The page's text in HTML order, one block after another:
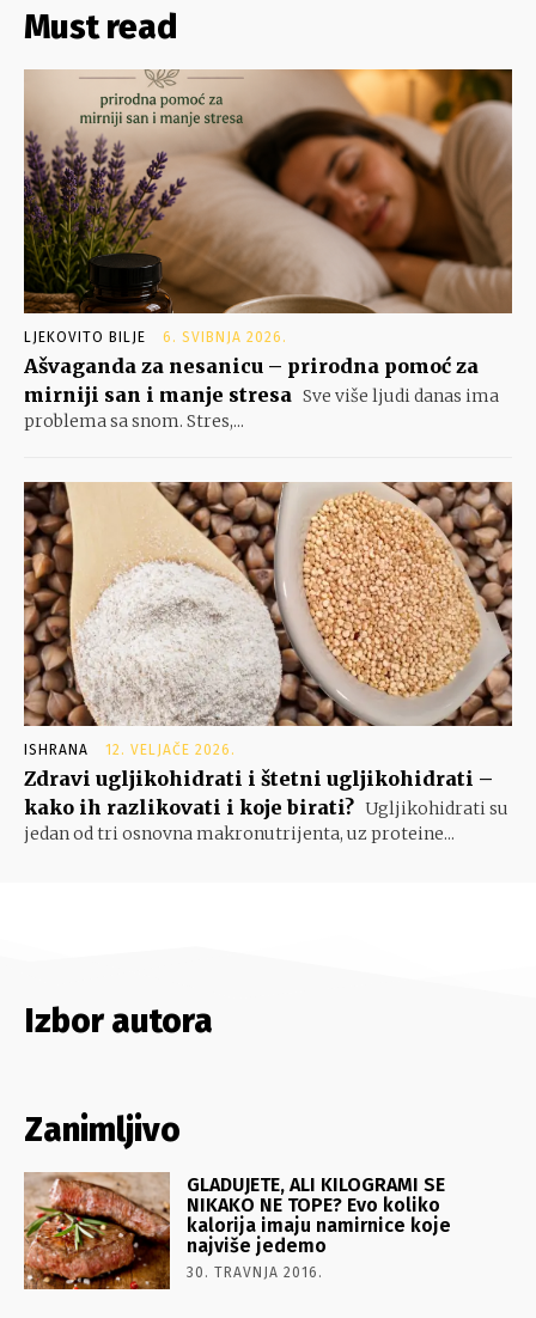
Must read
LJEKOVITO BILJE 6. SVIBNJA 2026.
Ašvaganda za nesanicu – prirodna pomoć za
mirniji san i manje stresa Sve više ljudi danas ima
problema sa snom. Stres,...
ISHRANA 12. VELJAČE 2026.
Zdravi ugljikohidrati i štetni ugljikohidrati –
kako ih razlikovati i koje birati? Ugljikohidrati su
jedan od tri osnovna makronutrijenta, uz proteine...
Izbor autora
Zanimljivo
GLADUJETE, ALI KILOGRAMI SE
NIKAKO NE TOPE? Evo koliko
kalorija imaju namirnice koje
najviše jedemo
30. TRAVNJA 2016.